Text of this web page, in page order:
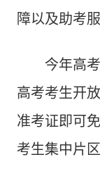
障以及助考
今年高考
高考考生开
准考证即可
考生集中片